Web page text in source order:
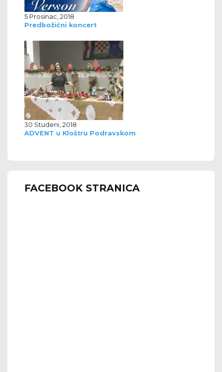
5 Prosinac, 2018
Predbožićni koncert
30 Studeni, 2018
ADVENT u Kloštru Podravskom
FACEBOOK STRANICA